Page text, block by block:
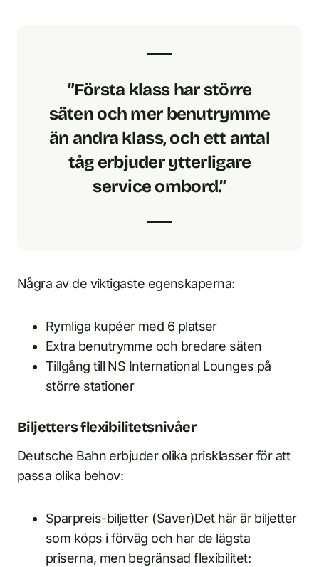
”Första klass har större
säten och mer benutrymme
än andra klass, och ett antal
tåg erbjuder ytterligare
service ombord.”
Några av de viktigaste egenskaperna:
Rymliga kupéer med 6 platser
Extra benutrymme och bredare säten
Tillgång till NS International Lounges på
större stationer
Biljetters flexibilitetsnivåer
Deutsche Bahn erbjuder olika prisklasser för att
passa olika behov:
Sparpreis-biljetter (Saver)Det här är biljetter
som köps i förväg och har de lägsta
priserna, men begränsad flexibilitet: